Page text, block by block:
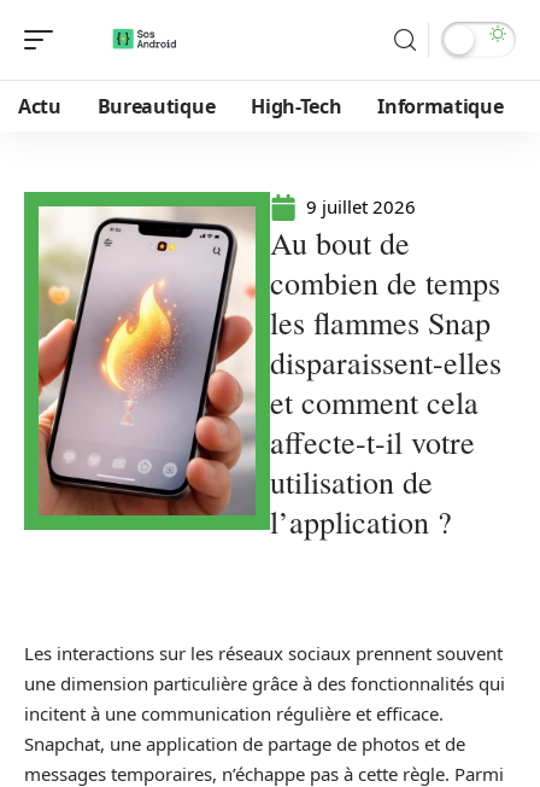
Actu Bureautique High-Tech Informatique
9 juillet 2026
Au bout de
combien de temps
les flammes Snap
disparaissent-elles
et comment cela
affecte-t-il votre
utilisation de
l’application ?
Les interactions sur les réseaux sociaux prennent souvent
une dimension particulière grâce à des fonctionnalités qui
incitent à une communication régulière et efficace.
Snapchat, une application de partage de photos et de
messages temporaires, n’échappe pas à cette règle. Parmi